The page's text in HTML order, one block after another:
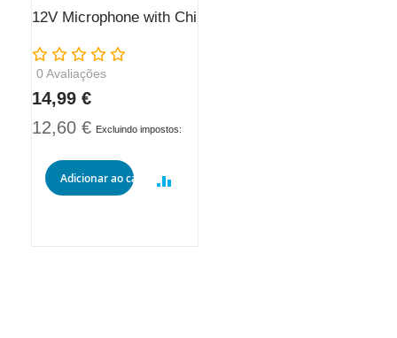
12V Microphone with Chinch connector
Rating:
0 Avaliações
14,99 €
12,60 €
Adicionar ao carrinho